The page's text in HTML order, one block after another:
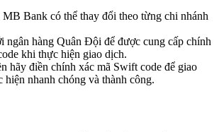
MB Bank có thể thay đổi theo từng chi nhánh
ngân hàng Quân Đội để được cung cấp chính
khi thực hiện giao dịch.
hãy điền chính xác mã Swift code để giao
hiện nhanh chóng và thành công.